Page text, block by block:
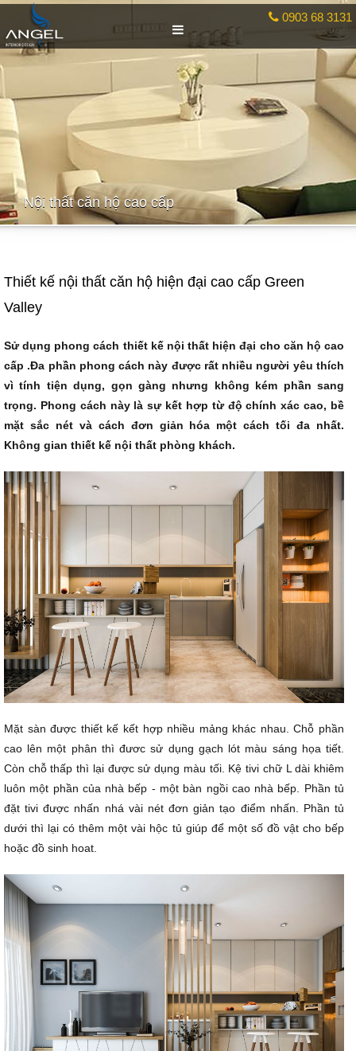
0903 68 3131
Nội thất căn hộ cao cấp
Thiết kế nội thất căn hộ hiện đại cao cấp Green
Valley
Sử dụng phong cách thiết kế nội thất hiện đại cho căn hộ cao
cấp .Đa phần phong cách này được rất nhiều người yêu thích
vì tính tiện dụng, gọn gàng nhưng không kém phần sang
trọng. Phong cách này là sự kết hợp từ độ chính xác cao, bề
mặt sắc nét và cách đơn giản hóa một cách tối đa nhất.
Không gian thiết kế nội thất phòng khách.
Mặt sàn được thiết kế kết hợp nhiều mảng khác nhau. Chỗ phần
cao lên một phân thì đươc sử dụng gạch lót màu sáng họa tiết.
Còn chỗ thấp thì lại được sử dụng màu tối. Kệ tivi chữ L dài khiêm
luôn một phần của nhà bếp - một bàn ngồi cao nhà bếp. Phần tủ
đặt tivi được nhấn nhá vài nét đơn giản tạo điểm nhấn. Phần tủ
dưới thì lại có thêm một vài hộc tủ giúp để một số đồ vật cho bếp
hoặc đồ sinh hoat.